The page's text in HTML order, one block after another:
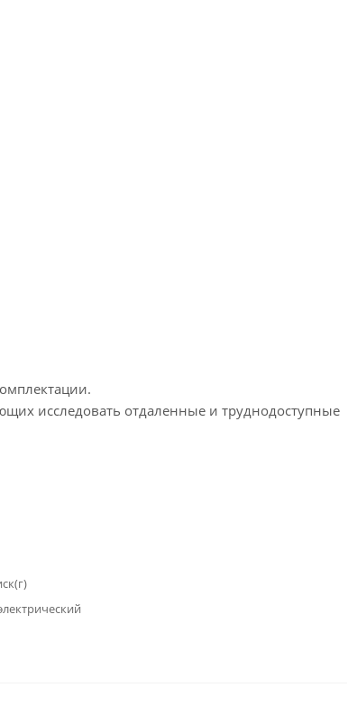
исследовать отдаленные и труднодоступные